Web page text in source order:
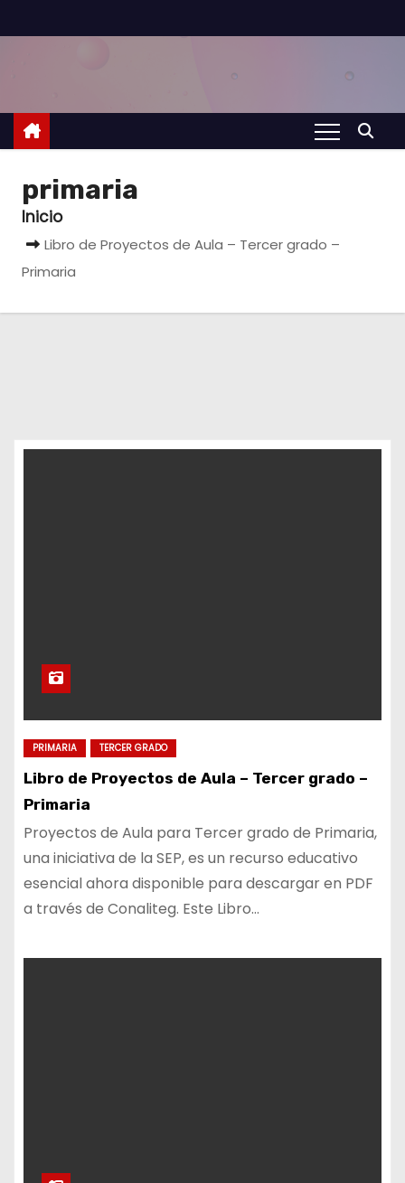
a
r
t
primaria
Inicio
Libro de Proyectos de Aula – Tercer grado –
Primaria
PRIMARIA TERCER GRADO
Libro de Proyectos de Aula – Tercer grado –
Primaria
Proyectos de Aula para Tercer grado de Primaria,
una iniciativa de la SEP, es un recurso educativo
esencial ahora disponible para descargar en PDF
a través de Conaliteg. Este Libro…